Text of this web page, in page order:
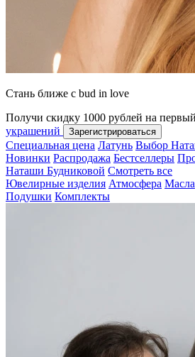
Стань ближе с bud in love
Получи скидку 1000 рублей на первый
украшений
Зарегистрироваться
Специальная цена Латунь Выбор
Новинки Распродажа Бестселлеры
Наташи Будниковой Смотреть все
Ювелирные изделия Атмосфера Масла
Подушки Комплекты